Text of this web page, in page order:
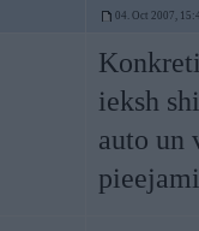
04. Oct 2007,
ieksh
auto un